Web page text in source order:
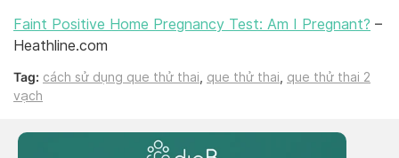
Faint Positive Home Pregnancy Test: Am I Pregnant? –
Heathline.com
Tag: cách sử dụng que thử thai que thử thai
que thử thai 2
vạch